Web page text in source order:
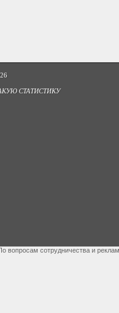
СТАТИСТИКУ
вопросам сотрудничества и